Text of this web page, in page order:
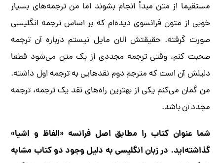
مستقیما از متن مبدأ انجام بشوند اما من ترجمه‌های بسیار
خوبی از متون فرانسوی دیده‌ام که بر اساس ترجمه انگلیسی
صورت گرفته. حقیقتش الان مایل نیستم درباره آن ترجمه
صحبت کنم، وقتی ترجمه مجددی از یک متن می‌شود قطعا
دلیلش آن است که مترجم دوم نقدهایی به ترجمه اول داشته.
من گمان می‌کنم یکی از بهترین راه‌های نقد یک ترجمه، ترجمه
مجدد آن باشد.
شما عنوان کتاب را مطابق اصل فرانسه «الفاظ و اشیا»
گذاشته‌اید. در زبان انگلیسی به دلیل وجود دو کتاب مشابه